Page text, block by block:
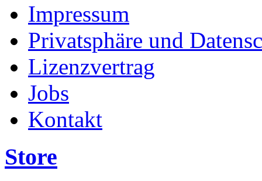
Impressum
Privatsphäre und
Lizenzvertrag
Jobs
Kontakt
Store